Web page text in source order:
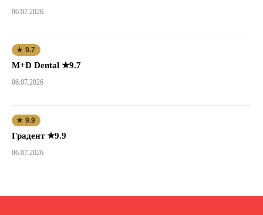
06.07.2026
★ 9.7
M+D Dental ★9.7
06.07.2026
★ 9.9
Градент ★9.9
06.07.2026